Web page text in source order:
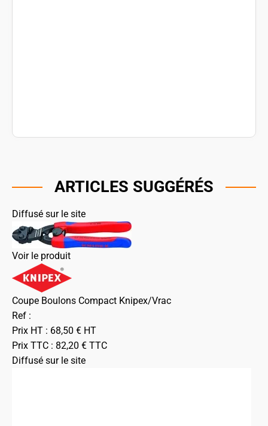
ARTICLES SUGGÉRÉS
Diffusé sur le site
Voir le produit
Coupe Boulons Compact Knipex/Vrac
Ref :
Prix HT : 68,50 € HT
Prix TTC : 82,20 € TTC
Diffusé sur le site